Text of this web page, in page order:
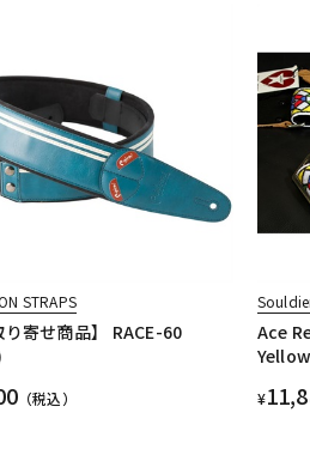
STRAPS
り寄せ商品】 RACE-60
（税込）
Ace
¥